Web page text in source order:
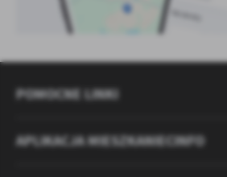
POMOCNE LINKI
APLIKACJA MIESZKANIECINFO